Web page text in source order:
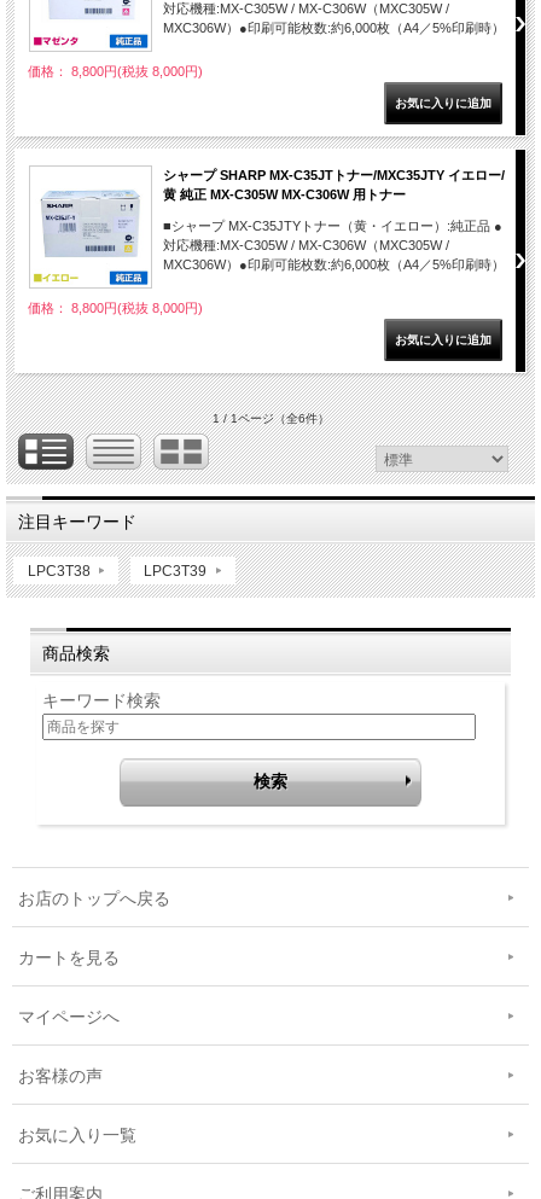
対応機種:MX-C305W / MX-C306W（MXC305W /
MXC306W）●印刷可能枚数:約6,000枚（A4／5%印刷時）
価格： 8,800円(税抜 8,000円)
シャープ SHARP MX-C35JTトナー/MXC35JTY イエロー/
黄 純正 MX-C305W MX-C306W 用トナー
■シャープ MX-C35JTYトナー（黄・イエロー）:純正品 ●
対応機種:MX-C305W / MX-C306W（MXC305W /
MXC306W）●印刷可能枚数:約6,000枚（A4／5%印刷時）
価格： 8,800円(税抜 8,000円)
1 / 1ページ（全6件）
注目キーワード
LPC3T38 LPC3T39
商品検索
キーワード検索
お店のトップへ戻る
カートを見る
マイページへ
お客様の声
お気に入り一覧
ご利用案内